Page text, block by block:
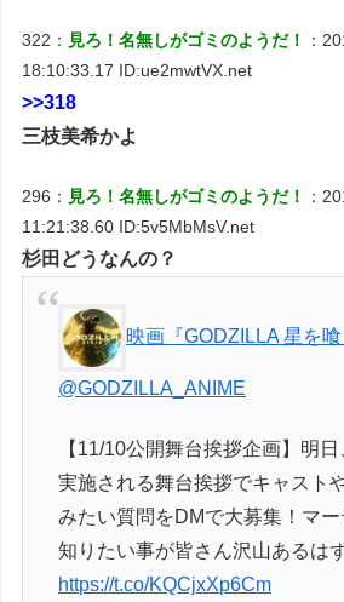
322： 見ろ！名無しがゴミのようだ！
：
18:10:33.17 ID:ue2mwtVX.net
>>318
三枝美希かよ
296： 見ろ！名無しがゴミのようだ！
：
11:21:38.60 ID:5v5MbMsV.net
杉田どうなんの？
映画『GODZILLA 星を喰
@GODZILLA_ANIME
【11/10公開舞台挨拶企画】明
実施される舞台挨拶でキャスト
みたい質問をDMで大募集！マ
知りたい事が皆さん沢山あるは
https://t.co/KQCjxXp6Cm